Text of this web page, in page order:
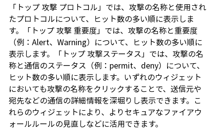
「トップ 攻撃 プロトコル」では、攻撃の名称と使用され
たプロトコルについて、ヒット数の多い順に表示しま
す。「トップ 攻撃 重要度」では、攻撃の名称と重要度
（例：Alert、Warning）について、ヒット数の多い順に
表示します。「トップ 攻撃ステータス」では、攻撃の名
称と通信のステータス（例：permit、deny）について、
ヒット数の多い順に表示します。いずれのウィジェット
においても攻撃の名称をクリックすることで、送信元や
宛先などの通信の詳細情報を深堀りし表示できます。こ
れらのウィジェットにより、よりセキュアなファイアウ
ォールルールの見直しなどに活用できます。